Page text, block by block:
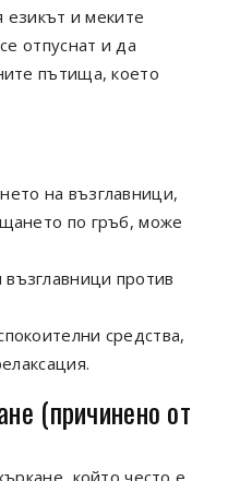
езикът и меките
отпуснат и да
пътища, което
на възглавници,
по гръб, може
против
средства,
(причинено от
който често е